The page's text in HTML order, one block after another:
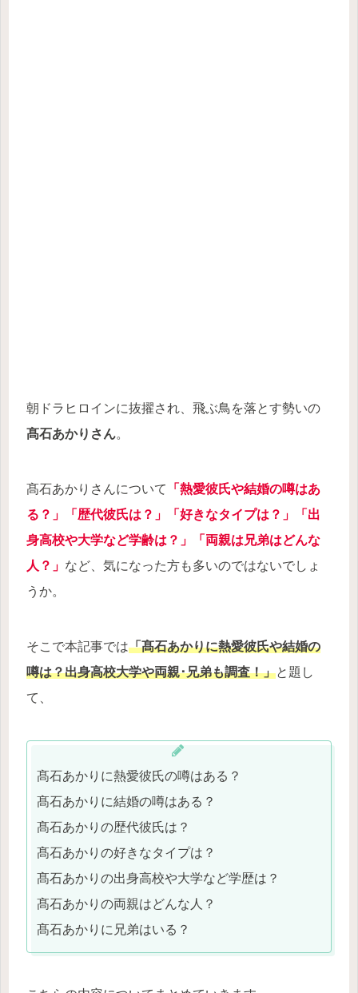
朝ドラヒロインに抜擢され、飛ぶ鳥を落とす勢いの
髙石あかりさん。
髙石あかりさんについて
「熱愛彼氏や結婚の噂はあ
る？」「歴代彼氏は？」「好きなタイプは？」「出
身高校や大学など学齢は？」「両親は兄弟はどんな
人？」 など、気になった方も多いのではないでしょ
うか。
そこで本記事では「髙石あかりに熱愛彼氏や結婚の
噂は？出身高校大学や両親･兄弟も調査！」と題し
て、
髙石あかりに熱愛彼氏の噂はある？
髙石あかりに結婚の噂はある？
髙石あかりの歴代彼氏は？
髙石あかりの好きなタイプは？
髙石あかりの出身高校や大学など学歴は？
髙石あかりの両親はどんな人？
髙石あかりに兄弟はいる？